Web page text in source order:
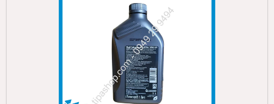
Q: Bao nhiêu km thì nên thay nhớt Shell 4T Ultra?
A: Với chất lượng tổng hợp, bạn có thể yên tâm sử dụng
trong khoảng 2.000 - 3.000km tùy thuộc vào điều kiện
vận hành và môi trường giao thông (thành phố hay đường